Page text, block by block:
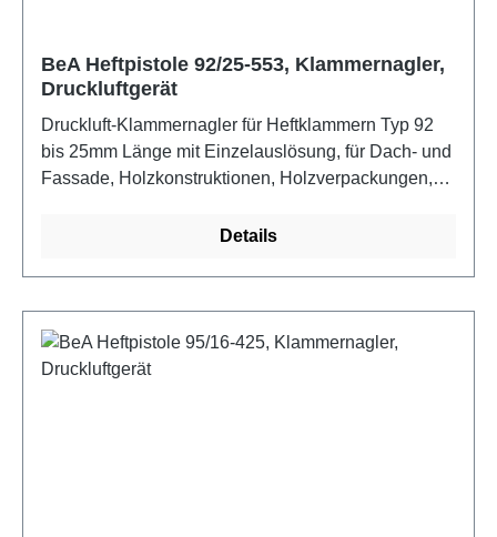
BeA Heftpistole 92/25-553, Klammernagler,
Druckluftgerät
Druckluft-Klammernagler für Heftklammern Typ 92
bis 25mm Länge mit Einzelauslösung, für Dach- und
Fassade, Holzkonstruktionen, Holzverpackungen,
Tischlerei, Zimmerei, Trocken- und Innenausbau.
Details